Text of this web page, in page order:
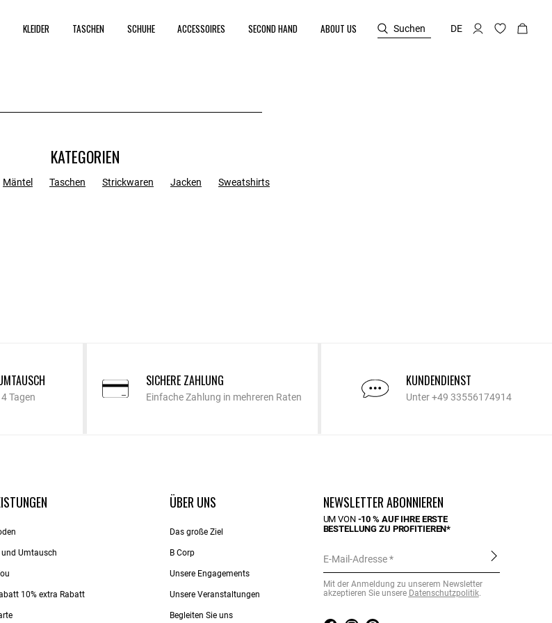
KLEIDER TASCHEN SCHUHE ACCESSOIRES SECOND HAND ABOUT US Suchen DE
KATEGORIEN
Mäntel Taschen Strickwaren Jacken Sweatshirts
Tagen
SICHERE ZAHLUNG
Einfache Zahlung in mehreren Raten
KUNDENDIENST
Unter +49 33556174914
und Umtausch
10% extra Rabatt
ÜBER UNS
Das große Ziel
B Corp
Unsere Engagements
Unsere Veranstaltungen
Begleiten Sie uns
NEWSLETTER ABONNIEREN
UM VON -10 % AUF IHRE ERSTE
BESTELLUNG ZU PROFITIEREN*
E-Mail-Adresse
Mit der Anmeldung zu unserem Newsletter
akzeptieren Sie unsere Datenschutzpolitik.